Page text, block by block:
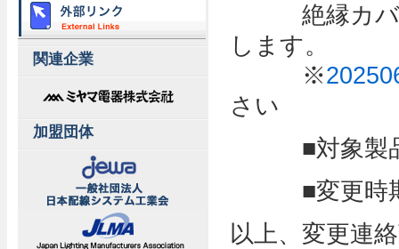
絶縁カバー
します。
※
さい
■対象製品
■変更時期
以上、変更連
関連企業
加盟団体